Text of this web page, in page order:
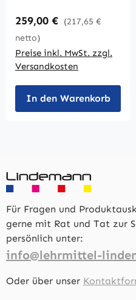
Regulärer Preis:
259,00 € (217,65 €
netto)
Preise inkl. MwSt. zzgl.
Versandkosten
In den Warenkorb
Für Fragen und
gerne mit Rat und Tat zur
persönlich unter:
info@lehrmittel-
Oder über unser